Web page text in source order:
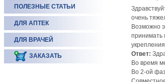
ПОЛЕЗНЫЕ СТАТЬИ
ДЛЯ АПТЕК
ДЛЯ ВРАЧЕЙ
ЗАКАЗАТЬ
очень
Возможно
принимать
Ответ:
Во время
Во 2-ой